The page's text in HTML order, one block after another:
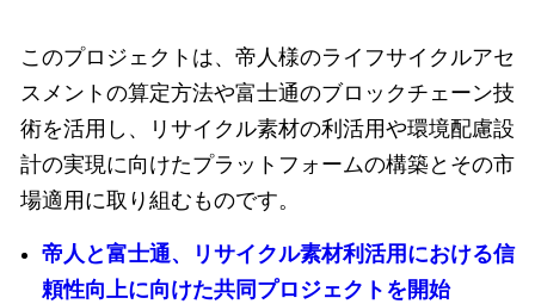
このプロジェクトは、帝人様のライフサイクルアセ
スメントの算定方法や富士通のブロックチェーン技
術を活用し、リサイクル素材の利活用や環境配慮設
計の実現に向けたプラットフォームの構築とその市
場適用に取り組むものです。
帝人と富士通、リサイクル素材利活用における信
頼性向上に向けた共同プロジェクトを開始